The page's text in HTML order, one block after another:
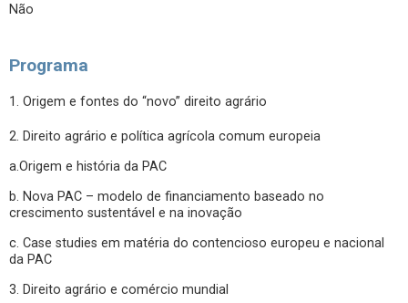
Não
Programa
1. Origem e fontes do “novo” direito agrário
2. Direito agrário e política agrícola comum europeia
a.Origem e história da PAC
b. Nova PAC – modelo de financiamento baseado no
crescimento sustentável e na inovação
c. Case studies em matéria do contencioso europeu e nacional
da PAC
3. Direito agrário e comércio mundial